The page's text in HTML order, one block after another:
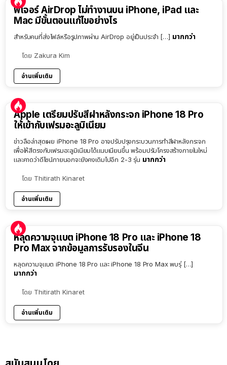
ฟีเจอร์ AirDrop ไม่ทำงานบน iPhone, iPad และ
Mac มีขั้นตอนแก้ไขอย่างไร
สำหรับคนที่ส่งไฟล์หรือรูปภาพผ่าน AirDrop อยู่เป็นประจำ […] มากกว่า
โดย Zakura Kim
อ่านเพิ่มเติม
Apple เตรียมปรับสีฝาหลังกระจก iPhone 18 Pro
ให้เข้ากับเฟรมอะลูมิเนียม
ข่าวลือล่าสุดเผย iPhone 18 Pro อาจปรับปรุงกระบวนการทำสีฝาหลังกระจก
เพื่อให้สีตรงกับเฟรมอะลูมิเนียมได้แนบเนียนขึ้น พร้อมปรับโครงสร้างภายในใหม่
และคาดว่าดีไซน์ภายนอกจะยังคงเดิมไปอีก 2-3 รุ่น มากกว่า
โดย Thitirath Kinaret
อ่านเพิ่มเติม
หลุดความจุแบต iPhone 18 Pro และ iPhone 18
Pro Max จากข้อมูลการรับรองในจีน
หลุดความจุแบต iPhone 18 Pro และ iPhone 18 Pro Max พบรุ่ […]
มากกว่า
โดย Thitirath Kinaret
อ่านเพิ่มเติม